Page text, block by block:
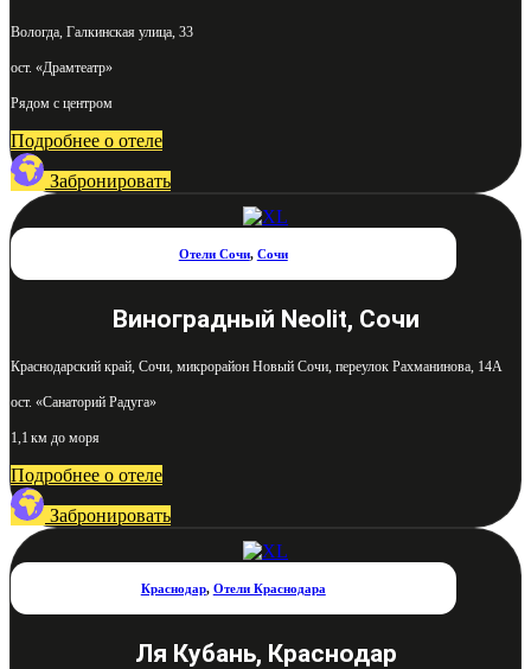
Вологда, Галкинская улица, 33
ост. «Драмтеатр»
Рядом с центром
Подробнее о отеле
Забронировать
Отели Сочи, Сочи
Виноградный Neolit, Сочи
Краснодарский край, Сочи, микрорайон Новый Сочи, переулок Рахманинова, 14А
ост. «Санаторий Радуга»
1,1 км до моря
Подробнее о отеле
Забронировать
Краснодар, Отели Краснодара
Ля Кубань, Краснодар